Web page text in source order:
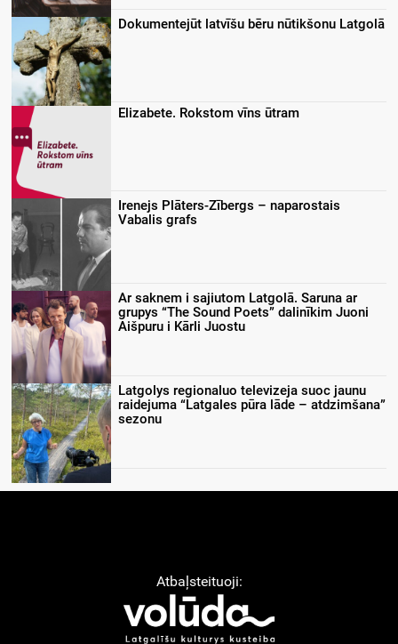
Dokumentejūt latvīšu bēru nūtikšonu Latgolā
Elizabete. Rokstom vīns ūtram
Irenejs Plāters-Zībergs – naparostais
Vabalis grafs
Ar saknem i sajiutom Latgolā. Saruna ar
grupys “The Sound Poets” dalinīkim Juoni
Aišpuru i Kārli Juostu
Latgolys regionaluo televizeja suoc jaunu
raidejuma “Latgales pūra lāde – atdzimšana”
sezonu
Atbaļsteituoji: